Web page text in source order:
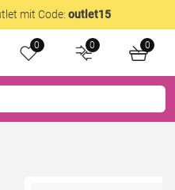
mit Code: outlet15
0 0 0